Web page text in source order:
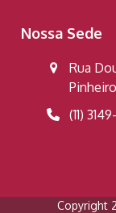
Nossa Sede
Rua
(11)
Copyright